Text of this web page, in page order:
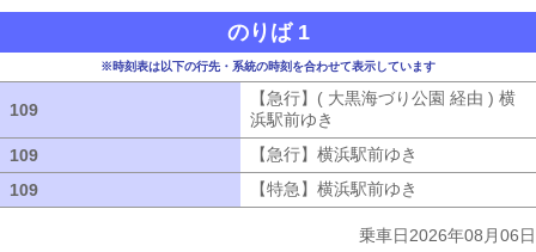
のりば 1
※時刻表は以下の行先・系統の時刻を合わせて表示しています
109
【急行】( 大黒海づり公園 経由 ) 横
浜駅前ゆき
109
【急行】横浜駅前ゆき
109
【特急】横浜駅前ゆき
乗車日2026年08月06日